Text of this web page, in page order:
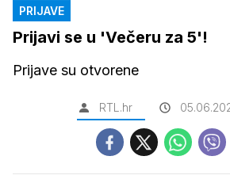
PRIJAVE
Prijavi se u 'Večeru za 5'!
Prijave su otvorene
RTL.hr